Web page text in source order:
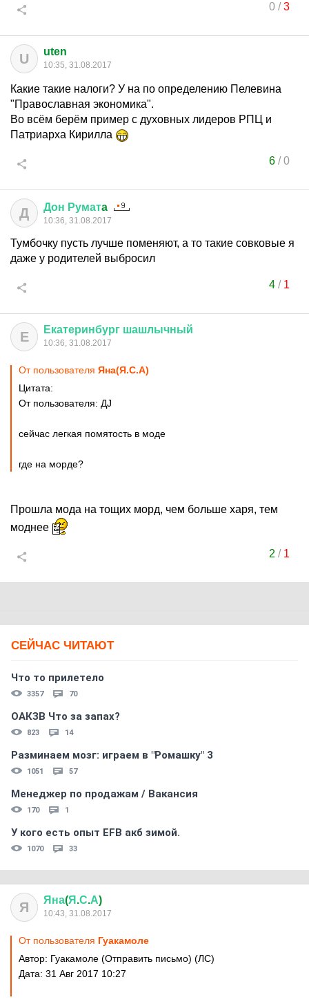
0/3
U uten
10:35, 31.08.2017
Какие такие налоги? У на по определению Пелевина
"Православная экономика".
Во всём берём пример с духовных лидеров РПЦ и
Патриарха Кирилла
6/0
Д Дон Руматa
10:36, 31.08.2017
Тумбочку пусть лучше поменяют, а то такие совковые я
даже у родителей выбросил
4/ 1
Е Екатеринбург шашлычный
10:36, 31.08.2017
От пользователя Яна(Я.С.А)
Цитата:
От пользователя: ДJ
сейчас легкая помятость в моде
где на морде?
Прошла мода на тощих морд, чем больше харя, тем
моднее
2 / 1
СЕЙЧАС ЧИТАЮТ
Что то прилетело
3357 70
ОАКЗВ Что за запах?
823 14
Разминаем мозг: играем в "Ромашку" 3
1051 57
Менеджер по продажам / Вакансия
170 1
У кого есть опыт EFB акб зимой.
1070 33
Я Яна(Я .С.А)
10:43, 31.08.2017
От пользователя Гуакамоле
Автор: Гуакамоле (Отправить письмо) (ЛС)
Дата: 31 Авг 2017 10:27